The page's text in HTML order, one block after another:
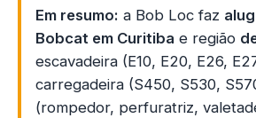
Em resumo: a Bob Loc faz
Bobcat em Curitiba e região
escavadeira (E10, E20, E26,
carregadeira (S450, S530,
(rompedor, perfuratriz,